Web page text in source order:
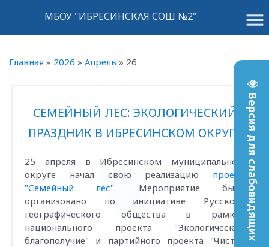
Версия для слабовидящих
menu
МБОУ "ИБРЕСИНСКАЯ СОШ №2"
Главная » 2026 » Апрель » 26
СЕМЕЙНЫЙ ЛЕС: ЭКОЛОГИЧЕСКИЙ
ПРАЗДНИК В ИБРЕСИНСКОМ ОКРУГЕ
25 апреля в Ибресинском муниципальном
округе начал свою реализацию проект
"Семейный лес". Мероприятие было
организовано по инициативе Русского
географического общества в рамках
национального проекта "Экологическое
благополучие" и партийного проекта "Чистая